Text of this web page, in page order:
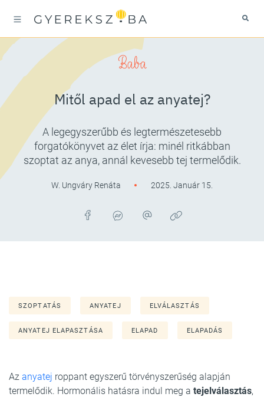
Baba
Mitől apad el az anyatej?
A legegyszerűbb és legtermészetesebb
forgatókönyvet az élet írja: minél ritkábban
szoptat az anya, annál kevesebb tej termelődik.
W. Ungváry Renáta 2025. Január 15.
SZOPTATÁS ANYATEJ ELVÁLASZTÁS
ANYATEJ ELAPASZTÁSA ELAPAD ELAPADÁS
Az anyatej roppant egyszerű törvényszerűség alapján
termelődik. Hormonális hatásra indul meg a tejelválasztás,